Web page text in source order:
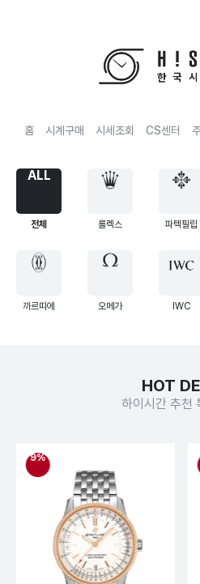
홈 시계구매 시세조회 CS센터
ALL
전체 롤렉스 파텍필립
까르띠에 오메가 IWC
HOT
하이시간 추천
9%